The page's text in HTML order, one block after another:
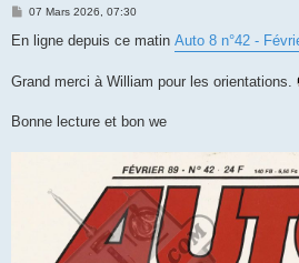
M
s
g
e
07 Mars 2026, 07:30
En ligne depuis ce matin Auto 8 n°42 -
Grand merci à William pour les orientations.
Bonne lecture et bon we